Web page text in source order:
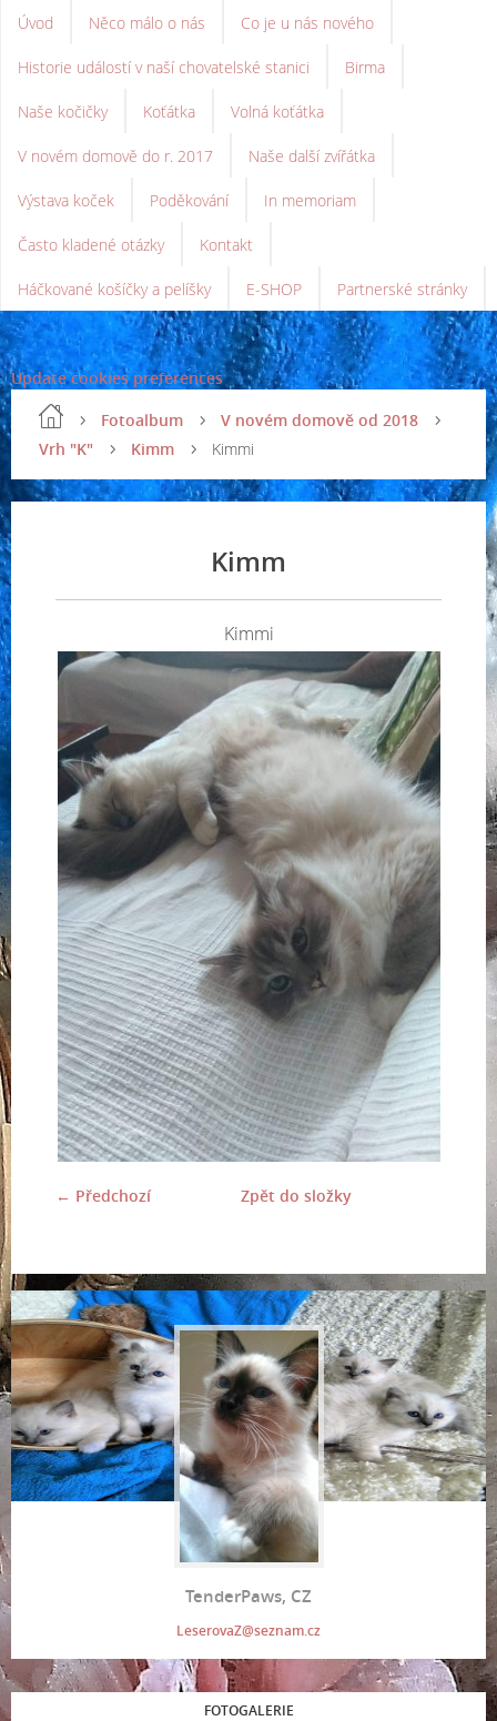
Úvod Něco málo o nás Co je u nás nového
Historie událostí v naší chovatelské stanici Birma
Naše kočičky Koťátka Volná koťátka
V novém domově do r. 2017 Naše další zvířátka
Výstava koček Poděkování In memoriam
Často kladené otázky Kontakt
Háčkované košíčky a pelíšky E-SHOP Partnerské stránky
Update cookies preferences
Fotoalbum
V novém domově od 2018
Vrh "K"
Kimm Kimmi
Kimm
Kimmi
← Předchozí Zpět do složky
TenderPaws, CZ
LeserovaZ@seznam.cz
FOTOGALERIE